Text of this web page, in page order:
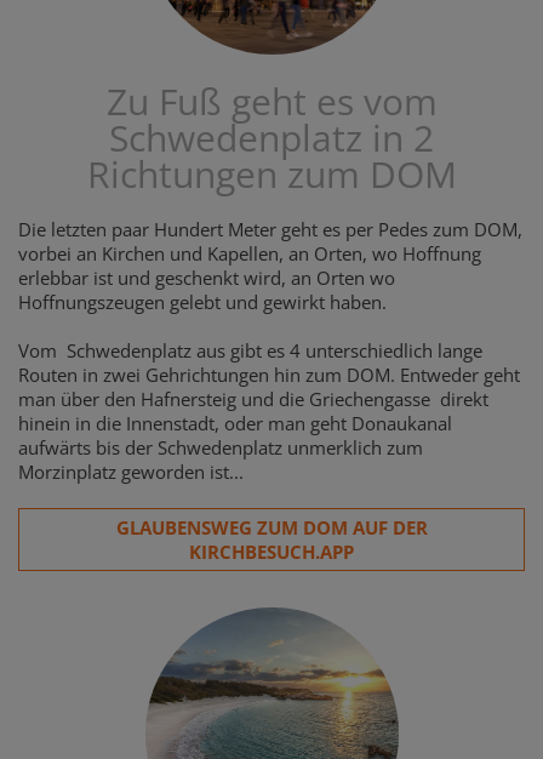
Zu Fuß geht es vom
Schwedenplatz in 2
Richtungen zum DOM
Die letzten paar Hundert Meter geht es per Pedes zum DOM,
vorbei an Kirchen und Kapellen, an Orten, wo Hoffnung
erlebbar ist und geschenkt wird, an Orten wo
Hoffnungszeugen gelebt und gewirkt haben.
Vom Schwedenplatz aus gibt es 4 unterschiedlich lange
Routen in zwei Gehrichtungen hin zum DOM. Entweder geht
man über den Hafnersteig und die Griechengasse direkt
hinein in die Innenstadt, oder man geht Donaukanal
aufwärts bis der Schwedenplatz unmerklich zum
Morzinplatz geworden ist...
GLAUBENSWEG ZUM DOM AUF DER
KIRCHBESUCH.APP